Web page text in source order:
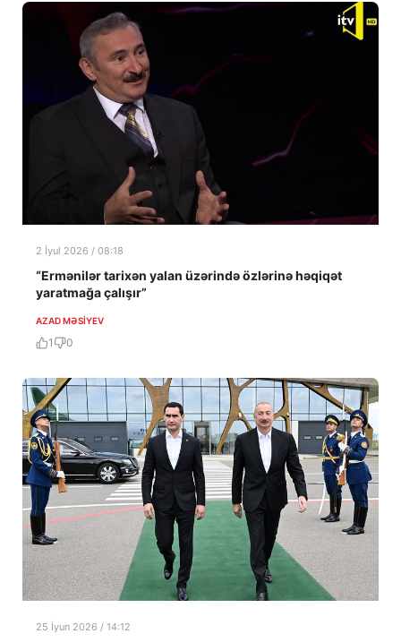
2 İyul 2026 / 08:18
“Ermənilər tarixən yalan üzərində özlərinə həqiqət
yaratmağa çalışır”
AZAD MƏSIYEV
1 0
25 İyun 2026 / 14:12